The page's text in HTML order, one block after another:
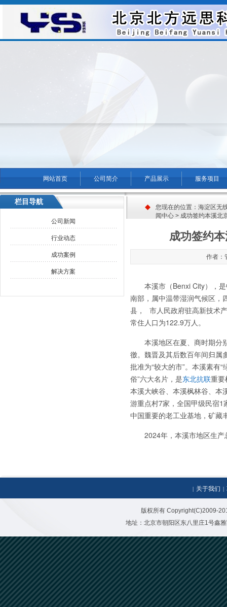
网站首页 公司简介 产品展示
服务项目
菜单名称
栏目导航
公司新闻
行业动态
成功案例
解决方案
您现在的位置： 海淀区无
闻中心 > 成功签约本溪北
成功签约
作者
本溪市（Benxi City），
南部，属中温带湿润气候区，
县，
市人民政府驻高新技术
常住人口为122.9万人。
本溪地区在夏、商时期分
徼。魏晋及其后数百年间归属
批准为“较大的市”。 本溪素有“
俗”六大名片，是东北抗联重要
本溪大峡谷、本溪枫林谷、本
游重点村7家，全国甲级民宿
中国重要的老工业基地，矿藏
2024年，本溪市地区生
| 关于我们 |
版权所有 Copyright(C)2009-
地址：北京市朝阳区东八里庄1号鑫